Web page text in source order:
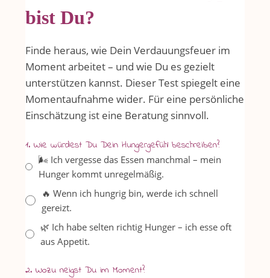
bist Du?
Finde heraus, wie Dein Verdauungsfeuer im
Moment arbeitet – und wie Du es gezielt
unterstützen kannst. Dieser Test spiegelt eine
Momentaufnahme wider. Für eine persönliche
Einschätzung ist eine Beratung sinnvoll.
1. Wie würdest Du Dein Hungergefühl beschreiben?
🌬️ Ich vergesse das Essen manchmal – mein
Hunger kommt unregelmäßig.
🔥 Wenn ich hungrig bin, werde ich schnell
gereizt.
🌿 Ich habe selten richtig Hunger – ich esse oft
aus Appetit.
2. Wozu neigst Du im Moment?